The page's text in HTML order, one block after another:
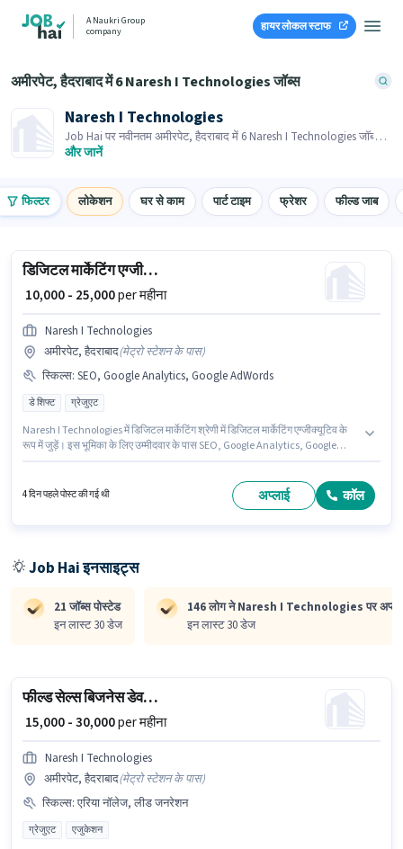
A Naukri Group
company
हायर लोकल स्टाफ
अमीरपेट, हैदराबाद में 6 Naresh I Technologies जॉब्स
Naresh I Technologies
Job Hai पर नवीनतम अमीरपेट, हैदराबाद में 6 Naresh I Technologies जॉब्स
के लिए आवेदन करें! भर्तीकर्ता के पास आपके क्षेत्र में तत्काल रिक्तियां हैं।
और जानें
फिल्टर लोकेशन घर से काम पार्ट टाइम फ्रेशर फील्ड जाब
डिजिटल मार्केटिंग एग्जीक्यूटिव
₹ 10,000 - 25,000per महीना
Naresh I Technologies
अमीरपेट, हैदराबाद(मेट्रो स्टेशन के पास)
स्किल्स: SEO, Google Analytics, Google AdWords
डे शिफ्ट ग्रेजुएट
Naresh I Technologies में डिजिटल मार्केटिंग श्रेणी में डिजिटल मार्केटिंग एग्जीक्यूटिव के
रूप में जुड़ें। इस भूमिका के लिए उम्मीदवार के पास SEO, Google Analytics, Google
₹25000 तक कमा सकते हैं। आवेदकों के पास कम से कम ग्रेजुएट डिग्री या सर्टिफिकेट होना
4 दिन पहले पोस्ट की गई थी अप्लाई कॉल
Job Hai इनसाइट्स
21 जॉब्स पोस्टेड
इन लास्ट 30 डेज
146 लोग ने Naresh I Technologies पर
इन लास्ट 30 डेज
फील्ड सेल्स बिजनेस डेवलपमेंट एग्जीक्यूटिव
₹ 15,000 - 30,000per महीना
Naresh I Technologies
अमीरपेट, हैदराबाद(मेट्रो स्टेशन के पास)
स्किल्स: एरिया नॉलेज, लीड जनरेशन
ग्रेजुएट एजुकेशन